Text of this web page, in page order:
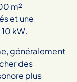
m²
et une
kW.
généralement
des
plus